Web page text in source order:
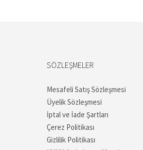
SÖZLEŞMELER
Mesafeli Satış Sözleşmesi
Üyelik Sözleşmesi
İptal ve İade Şartları
Çerez Politikası
Gizlilik Politikası